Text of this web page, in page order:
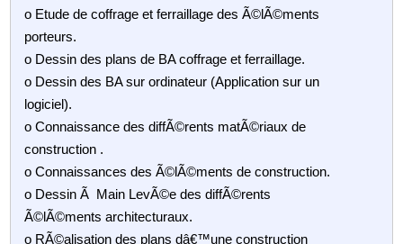
o Etude de coffrage et ferraillage des Ã©lÃ©ments
porteurs.
o Dessin des plans de BA coffrage et ferraillage.
o Dessin des BA sur ordinateur (Application sur un
logiciel).
o Connaissance des diffÃ©rents matÃ©riaux de
construction .
o Connaissances des Ã©lÃ©ments de construction.
o Dessin Ã Main LevÃ©e des diffÃ©rents
Ã©lÃ©ments architecturaux.
o RÃ©alisation des plans dâ€™une construction